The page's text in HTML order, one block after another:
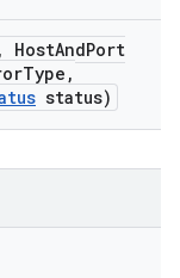
, HostAndPort
Type ,
status)